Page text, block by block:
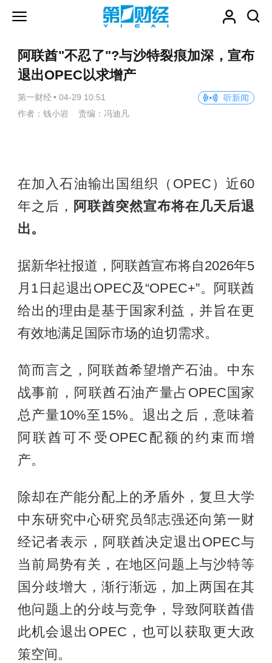
阿联酋"不忍了"?与沙特裂痕加深，宣布
退出OPEC以求增产
第一财经 • 04-29 10:51
听新闻
作者：钱小岩 责编：冯迪凡
在加入石油输出国组织（OPEC）近60
年之后， 阿联酋突然宣布将在几天后退
出。
据新华社报道，阿联酋宣布将自2026年5
月1日起退出OPEC及“OPEC+”。阿联酋
给出的理由是基于国家利益，并旨在更
有效地满足国际市场的迫切需求。
简而言之，阿联酋希望增产石油。中东
战事前，阿联酋石油产量占OPEC国家
总产量10%至15%。退出之后，意味着
阿联酋可不受OPEC配额的约束而增
产。
除却在产能分配上的矛盾外，复旦大学
中东研究中心研究员邹志强还向第一财
经记者表示，阿联酋决定退出OPEC与
当前局势有关，在地区问题上与沙特等
国分歧增大，渐行渐远，加上两国在其
他问题上的分歧与竞争，导致阿联酋借
此机会退出OPEC，也可以获取更大政
策空间。